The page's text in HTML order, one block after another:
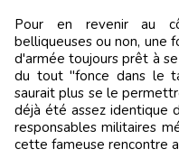
Pour en revenir au
belliqueuses ou non, une
d'armée toujours prêt à
du tout "fonce dans le
saurait plus se le
déjà été assez identique
responsables militaires
cette fameuse rencontre